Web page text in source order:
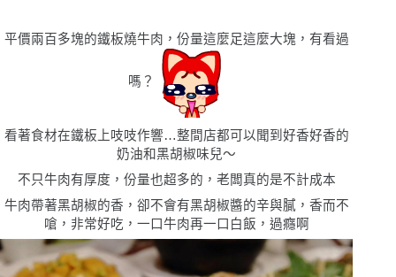
平價兩百多塊的鐵板燒牛肉，份量這麼足這麼大塊，有看過
嗎？
看著食材在鐵板上吱吱作響…整間店都可以聞到好香好香的
奶油和黑胡椒味兒〜
不只牛肉有厚度，份量也超多的，老闆真的是不計成本
牛肉帶著黑胡椒的香，卻不會有黑胡椒醬的辛與膩，香而不
嗆，非常好吃，一口牛肉再一口白飯，過癮啊